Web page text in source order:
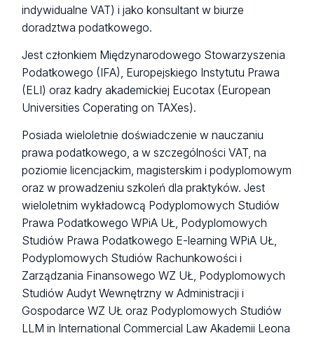
indywidualne VAT) i jako konsultant w biurze
doradztwa podatkowego.
Jest członkiem Międzynarodowego Stowarzyszenia
Podatkowego (IFA), Europejskiego Instytutu Prawa
(ELI) oraz kadry akademickiej Eucotax (European
Universities Coperating on TAXes).
Posiada wieloletnie doświadczenie w nauczaniu
prawa podatkowego, a w szczególności VAT, na
poziomie licencjackim, magisterskim i podyplomowym
oraz w prowadzeniu szkoleń dla praktyków. Jest
wieloletnim wykładowcą Podyplomowych Studiów
Prawa Podatkowego WPiA UŁ, Podyplomowych
Studiów Prawa Podatkowego E-learning WPiA UŁ,
Podyplomowych Studiów Rachunkowości i
Zarządzania Finansowego WZ UŁ, Podyplomowych
Studiów Audyt Wewnętrzny w Administracji i
Gospodarce WZ UŁ oraz Podyplomowych Studiów
LLM in International Commercial Law Akademii Leona